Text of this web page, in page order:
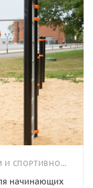
ИНФОРМАЦИЯ ОБ УЛИЧНОМ ИГРОВОМ И СПОРТИВНОМ ОБОРУДОВАНИИ
начинающих